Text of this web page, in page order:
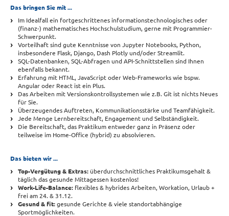
Das bringen Sie mit ...
Im Idealfall ein fortgeschrittenes informationstechnologisches oder
(finanz-) mathematisches Hochschulstudium, gerne mit Programmier-
Schwerpunkt.
Vorteilhaft sind gute Kenntnisse von Jupyter Notebooks, Python,
insbesondere Flask, Django, Dash Plotly und/oder Streamlit.
SQL-Datenbanken, SQL-Abfragen und API-Schnittstellen sind Ihnen
ebenfalls bekannt.
Erfahrung mit HTML, JavaScript oder Web-Frameworks wie bspw.
Angular oder React ist ein Plus.
Das Arbeiten mit Versionskontrollsystemen wie z.B. Git ist nichts Neues
für Sie.
Überzeugendes Auftreten, Kommunikationsstärke und Teamfähigkeit.
Jede Menge Lernbereitschaft, Engagement und Selbständigkeit.
Die Bereitschaft, das Praktikum entweder ganz in Präsenz oder
teilweise im Home-Office (hybrid) zu absolvieren.
Das bieten wir ...
Top-Vergütung & Extras: überdurchschnittliches Praktikumsgehalt &
täglich das gesunde Mittagessen kostenlos!
Work-Life-Balance: flexibles & hybrides Arbeiten, Workation, Urlaub +
frei am 24. & 31.12.
Gesund & fit: gesunde Gerichte & viele standortabhängige
Sportmöglichkeiten.